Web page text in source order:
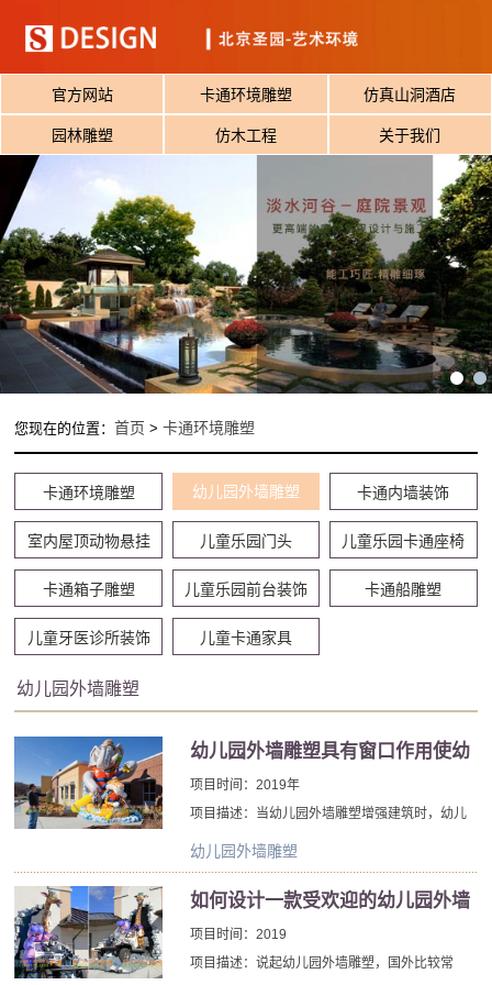
官方网站 卡通环境雕塑 仿真山洞酒店
园林雕塑 仿木工程 关于我们
您现在的位置：首页 >卡通环境雕塑
卡通环境雕塑 幼儿园外墙雕塑 卡通内墙装饰
室内屋顶动物悬挂 儿童乐园门头 儿童乐园卡通座椅
卡通箱子雕塑 儿童乐园前台装饰 卡通船雕塑
儿童牙医诊所装饰 儿童卡通家具
幼儿园外墙雕塑
幼儿园外墙雕塑具有窗口作用使幼
儿园成为景观佳焦点
项目时间：2019年
项目描述：当幼儿园外墙雕塑增强建筑时，幼儿
园外墙雕塑具有“窗口”作用，它使幼儿园戏剧化并
些因素中的每一个都灵魂了幼儿园外墙雕塑灵
幼儿园外墙雕塑
如何设计一款受欢迎的幼儿园外墙
雕塑
项目时间：2019
项目描述：说起幼儿园外墙雕塑，国外比较常